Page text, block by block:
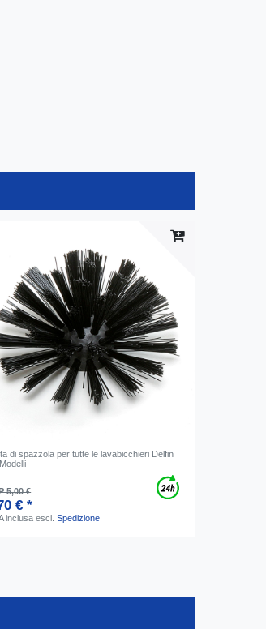
di spazzola per tutte le lavabicchieri Delfin
5,00 €
€ *
inclusa escl.Spedizione